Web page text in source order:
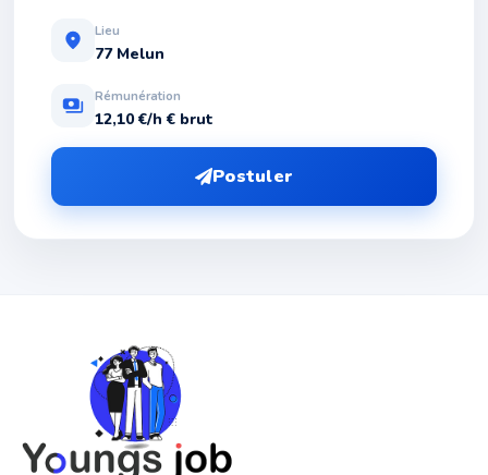
location_on Lieu
77 Melun
payments Rémunération
12,10 €/h € brut
Postuler